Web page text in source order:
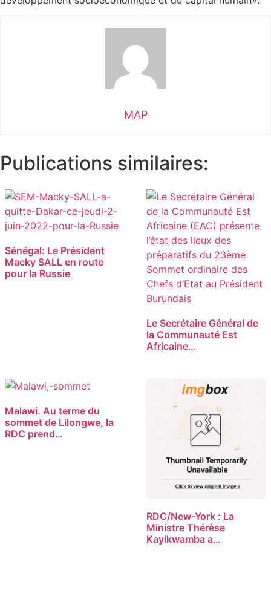
MAP
Publications similaires:
Sénégal: Le Président
Macky SALL en route
pour la Russie
Le Secrétaire Général de
la Communauté Est
Africaine…
Malawi. Au terme du
sommet de Lilongwe, la
RDC prend…
RDC/New-York : La
Ministre Thérèse
Kayikwamba a…